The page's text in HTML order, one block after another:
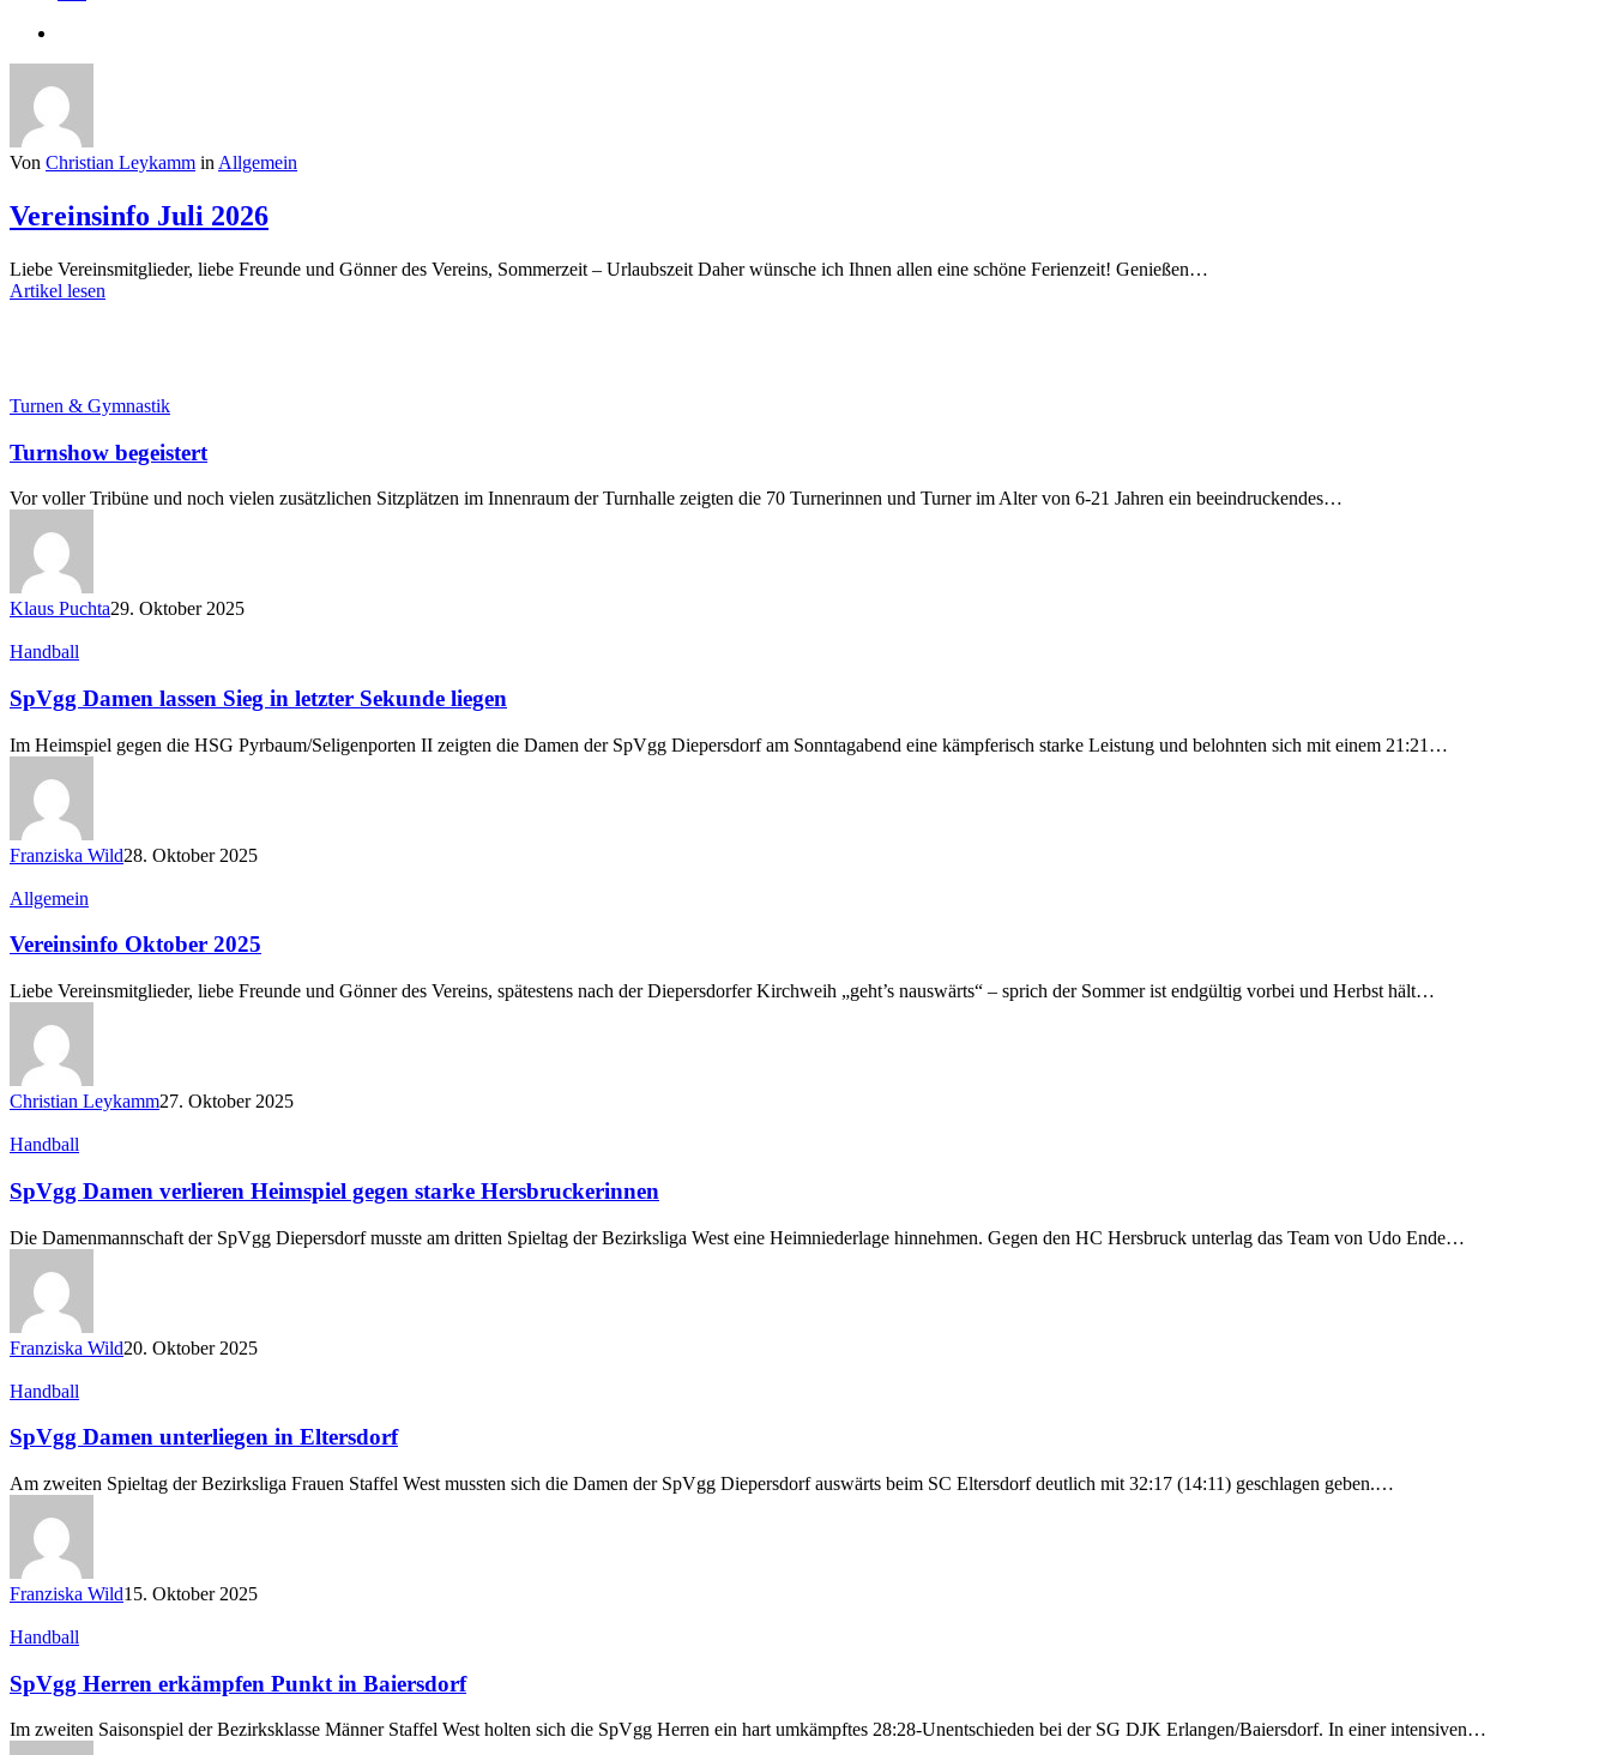
Von Christian Leykamm in Allgemein
Vereinsinfo Juli 2026
Liebe Vereinsmitglieder, liebe Freunde und Gönner des Vereins, Sommerzeit – Urlaubszeit Daher wünsche ich Ihnen allen eine schöne Ferienzeit! Genießen…
Artikel lesen
Turnshow
Turnen & Gymnastik
Turnshow begeistert
Vor voller Tribüne und noch vielen zusätzlichen Sitzplätzen im Innenraum der Turnhalle zeigten die 70 Turnerinnen und Turner im Alter von 6-21 Jahren ein beeindruckendes…
Klaus Puchta29. Oktober 2025
SpVgg
lassen
Sieg
in
letzter
Sekunde
liegen
Handball
SpVgg Damen lassen Sieg in letzter Sekunde liegen
Im Heimspiel gegen die HSG Pyrbaum/Seligenporten II zeigten die Damen der SpVgg Diepersdorf am Sonntagabend eine kämpferisch starke Leistung und belohnten sich mit einem 21:21…
Franziska Wild28. Oktober 2025
Vereinsinfo
2025
Allgemein
Vereinsinfo Oktober 2025
Liebe Vereinsmitglieder, liebe Freunde und Gönner des Vereins, spätestens nach der Diepersdorfer Kirchweih „geht’s nauswärts“ – sprich der Sommer ist endgültig vorbei und Herbst hält…
Christian Leykamm27. Oktober 2025
SpVgg
verlieren
Heimspiel
gegen
starke
Hersbruckerinnen
Handball
SpVgg Damen verlieren Heimspiel gegen starke Hersbruckerinnen
Die Damenmannschaft der SpVgg Diepersdorf musste am dritten Spieltag der Bezirksliga West eine Heimniederlage hinnehmen. Gegen den HC Hersbruck unterlag das Team von Udo Ende…
Franziska Wild20. Oktober 2025
SpVgg
unterliegen
Eltersdorf
Handball
SpVgg Damen unterliegen in Eltersdorf
Am zweiten Spieltag der Bezirksliga Frauen Staffel West mussten sich die Damen der SpVgg Diepersdorf auswärts beim SC Eltersdorf deutlich mit 32:17 (14:11) geschlagen geben.…
Franziska Wild15. Oktober 2025
SpVgg
erkämpfen
Punkt
in
Baiersdorf
Handball
SpVgg Herren erkämpfen Punkt in Baiersdorf
Im zweiten Saisonspiel der Bezirksklasse Männer Staffel West holten sich die SpVgg Herren ein hart umkämpftes 28:28-Unentschieden bei der SG DJK Erlangen/Baiersdorf. In einer intensiven…